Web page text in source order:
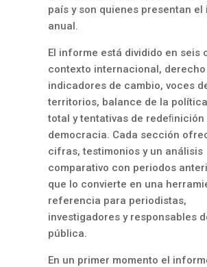
país y son quienes presentan el
anual.
El informe está dividido en seis
contexto internacional, derecho
indicadores de cambio, voces
territorios, balance de la
total y tentativas de redeﬁnición
democracia. Cada sección
cifras, testimonios y un análisis
comparativo con periodos
que lo convierte en una
referencia para periodistas,
investigadores y responsables
pública.
En un primer momento el